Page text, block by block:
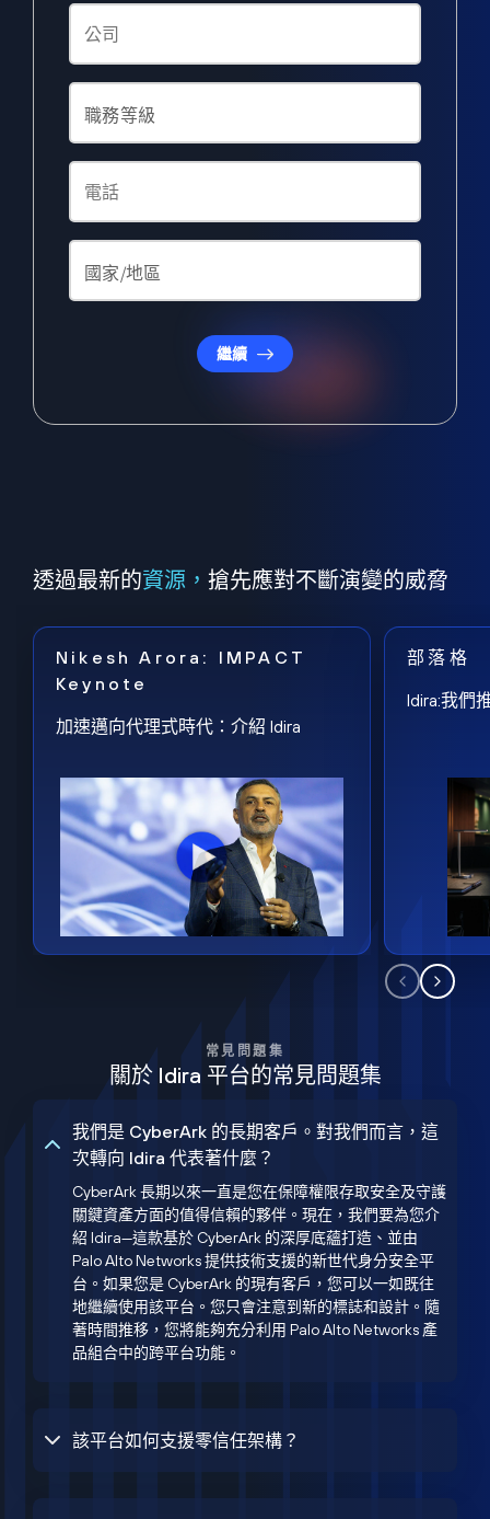
繼續
透過最新的資源， 搶先應對不斷演變的威脅
Nikesh Arora: IMPACT
Keynote
加速邁向代理式時代：介紹 Idira
部落格
Idira:我們
常見問題集
關於 Idira 平台的常見問題集
我們是 CyberArk 的長期客戶。對我們而言，這
次轉向 Idira 代表著什麼？
CyberArk 長期以來一直是您在保障權限存取安全及守護
關鍵資產方面的值得信賴的夥伴。現在，我們要為您介
紹 Idira—這款基於 CyberArk 的深厚底蘊打造、並由
Palo Alto Networks 提供技術支援的新世代身分安全平
台。如果您是 CyberArk 的現有客戶，您可以一如既往
地繼續使用該平台。您只會注意到新的標誌和設計。隨
著時間推移，您將能夠充分利用 Palo Alto Networks 產
品組合中的跨平台功能。
該平台如何支援零信任架構？